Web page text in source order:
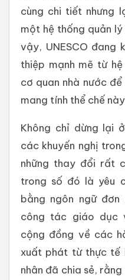
cùng chi tiết nhưng
một hệ thống quản
vậy, UNESCO đang
thiệp mạnh mẽ từ
cơ quan nhà nước
mang tính thể chế
Không chỉ dừng lại
các khuyến nghị
những thay đổi rất
trong số đó là yêu
bằng ngôn ngữ
công tác giáo dục
cộng đồng về các
xuất phát từ thực tế
nhân đã chia sẻ,